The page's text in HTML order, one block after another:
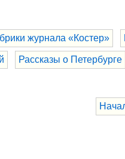
журнала «Костер»
Рассказы о Петербурге